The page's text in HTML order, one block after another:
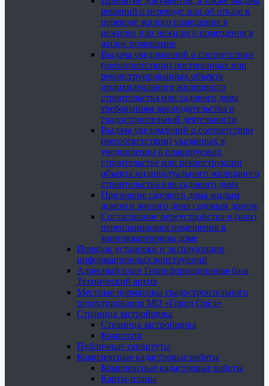
решений о переводе или об отказе в
переводе жилого помещения в
нежилое или нежилого помещения в
жилое помещение
Выдача уведомлений о соответствии
(несоответствии) построенных или
реконструированных объекта
индивидуального жилищного
строительства или садового дома
требованиям законодательства о
градостроительной деятельности
Выдача уведомлений о соответствии
(несоответствии) указанных в
уведомлении о планируемых
строительстве или реконструкции
объекта индивидуального жилищного
строительства или садового дома
Признание садового дома жилым
домом и жилого дома садовым домом
Согласование переустройства и (или)
перепланировки помещения в
многоквартирном доме
Порядок установки и эксплуатации
информационных конструкций
Адресный план Геоинформационная база
Технический архив
Местные нормативы градостроительного
проектирования МО «Город Орёл»
Страница застройщика
Страница застройщика
Комиссия
Публичные сервитуты
Комплексные кадастровые работы
Комплексные кадастровые работы
Карты-планы